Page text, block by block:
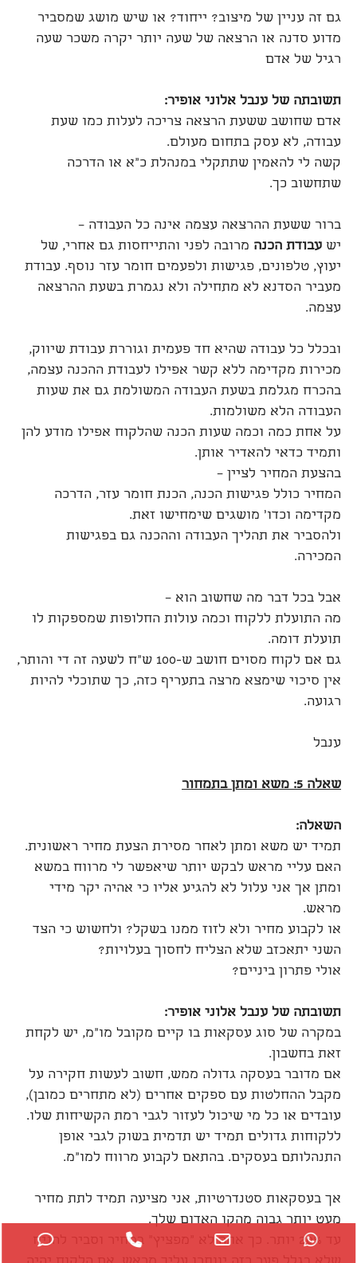
גם זה עניין של מיצוב? ייחוד? או שיש מושג שמסביר
מדוע סדנה או הרצאה של שעה יותר יקרה משכר שעה
רגיל של אדם
תשובתה של ענבל אלוני אופיר:
אדם שחושב ששעת הרצאה צריכה לעלות כמו שעת
עבודה, לא עסק בתחום מעולם.
קשה לי להאמין שתתקלי במנהלת כ"א או הדרכה
שתחשוב כך.
ברור ששעת ההרצאה עצמה אינה כל העבודה –
יש עבודת הכנה מרובה לפני והתייחסות גם אחרי, של
יעוץ, טלפונים, פגישות ולפעמים חומר עזר נוסף. עבודת
מעביר הסדנא לא מתחילה ולא נגמרת בשעת ההרצאה
עצמה.
ובכלל כל עבודה שהיא חד פעמית וגוררת עבודת שיווק,
מכירות מקדימה ללא קשר אפילו לעבודת ההכנה עצמה,
בהכרח מגלמת בשעת העבודה המשולמת גם את שעות
העבודה הלא משולמות.
על אחת כמה וכמה שעות הכנה שהלקוח אפילו מודע להן
ותמיד כדאי להאדיר אותן.
בהצעת המחיר לציין –
המחיר כולל פגישות הכנה, הכנת חומר עזר, הדרכה
מקדימה וכדו' מושגים שימחישו זאת.
ולהסביר את תהליך העבודה וההכנה גם בפגישות
המכירה.
אבל בכל דבר מה שחשוב הוא –
מה התועלת ללקוח וכמה עולות החלופות שמספקות לו
תועלת דומה.
גם אם לקוח מסוים חושב ש-100 ש"ח לשעה זה די והותר,
אין סיכוי שימצא מרצה בתעריף כזה, כך שתוכלי להיות
רגועה.
ענבל
שאלה 5: משא ומתן בתמחור
השאלה:
תמיד יש משא ומתן לאחר מסירת הצעת מחיר ראשונית.
האם עליי מראש לבקש יותר שיאפשר לי מרווח במשא
ומתן אך אני עלול לא להגיע אליו כי אהיה יקר מידי
מראש.
או לקבוע מחיר ולא לזוז ממנו בשקל? ולחשוש כי הצד
השני יתאכזב שלא הצליח לחסוך בעלויות?
אולי פתרון ביניים?
תשובתה של ענבל אלוני אופיר:
במקרה של סוג עסקאות בו קיים מקובל מו"מ, יש לקחת
זאת בחשבון.
אם מדובר בעסקה גדולה ממש, חשוב לעשות חקירה על
מקבל ההחלטות עם ספקים אחרים (לא מתחרים כמובן),
עובדים או כל מי שיכול לעזור לגבי רמת הקשיחות שלו.
ללקוחות גדולים תמיד יש תדמית בשוק לגבי אופן
התנהלותם בעסקים. בהתאם לקבוע מרווח למו"מ.
אך בעסקאות סטנדרטיות, אני מציעה תמיד לתת מחיר
מעט יותר גבוה מהקו האדום שלך.
עד 20% יותר. כך אתה לא "מפציץ" במחיר וסביר להניח